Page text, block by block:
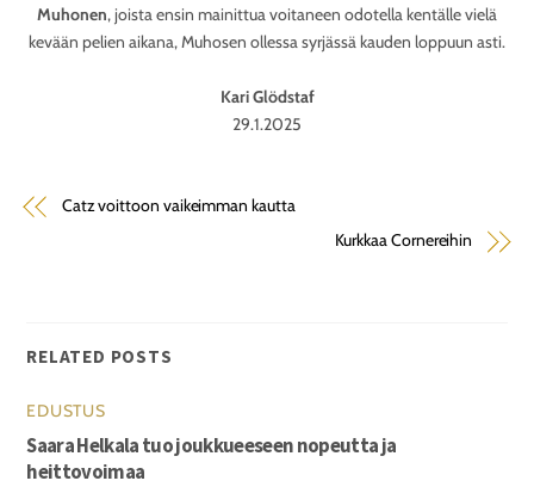
Muhonen, joista ensin mainittua voitaneen odotella kentälle vielä
kevään pelien aikana, Muhosen ollessa syrjässä kauden loppuun asti.
Kari Glödstaf
29.1.2025
Catz voittoon vaikeimman kautta
Kurkkaa Cornereihin
RELATED POSTS
EDUSTUS
Saara Helkala tuo joukkueeseen nopeutta ja
heittovoimaa